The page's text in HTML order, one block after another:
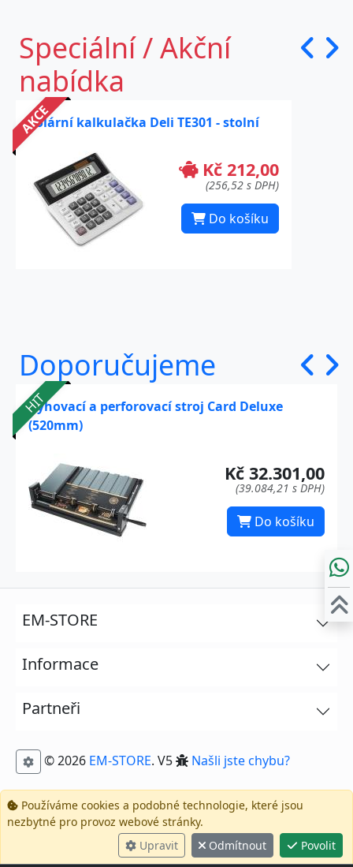
Speciální / Akční
nabídka
AKCE
Solární kalkulačka Deli TE301 - stolní
Kč 212,00
(256,52 s DPH)
Do košíku
Doporučujeme
HIT
Rýhovací a perforovací stroj Card Deluxe
(520mm)
Kč 32.301,00
(39.084,21 s DPH)
Do košíku
EM-STORE
Informace
Partneři
© 2026 EM-STORE. V5 Našli jste chybu?
Používáme cookies a podobné technologie, které jsou
nezbytné pro provoz webové stránky.
Upravit
Odmítnout Povolit